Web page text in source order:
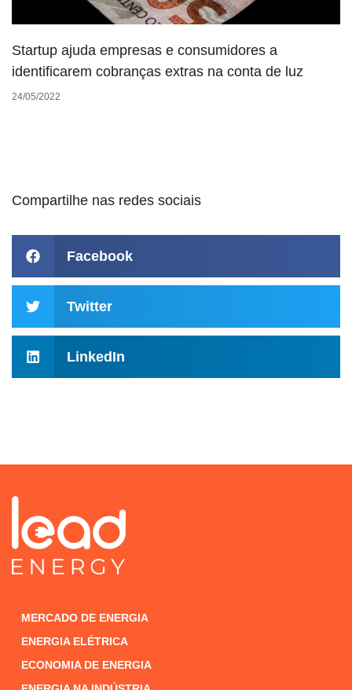
Startup ajuda empresas e consumidores a
identificarem cobranças extras na conta de luz
24/05/2022
Compartilhe nas redes sociais
Facebook
Twitter
LinkedIn
MERCADO DE ENERGIA
ENERGIA ELÉTRICA
ECONOMIA DE ENERGIA